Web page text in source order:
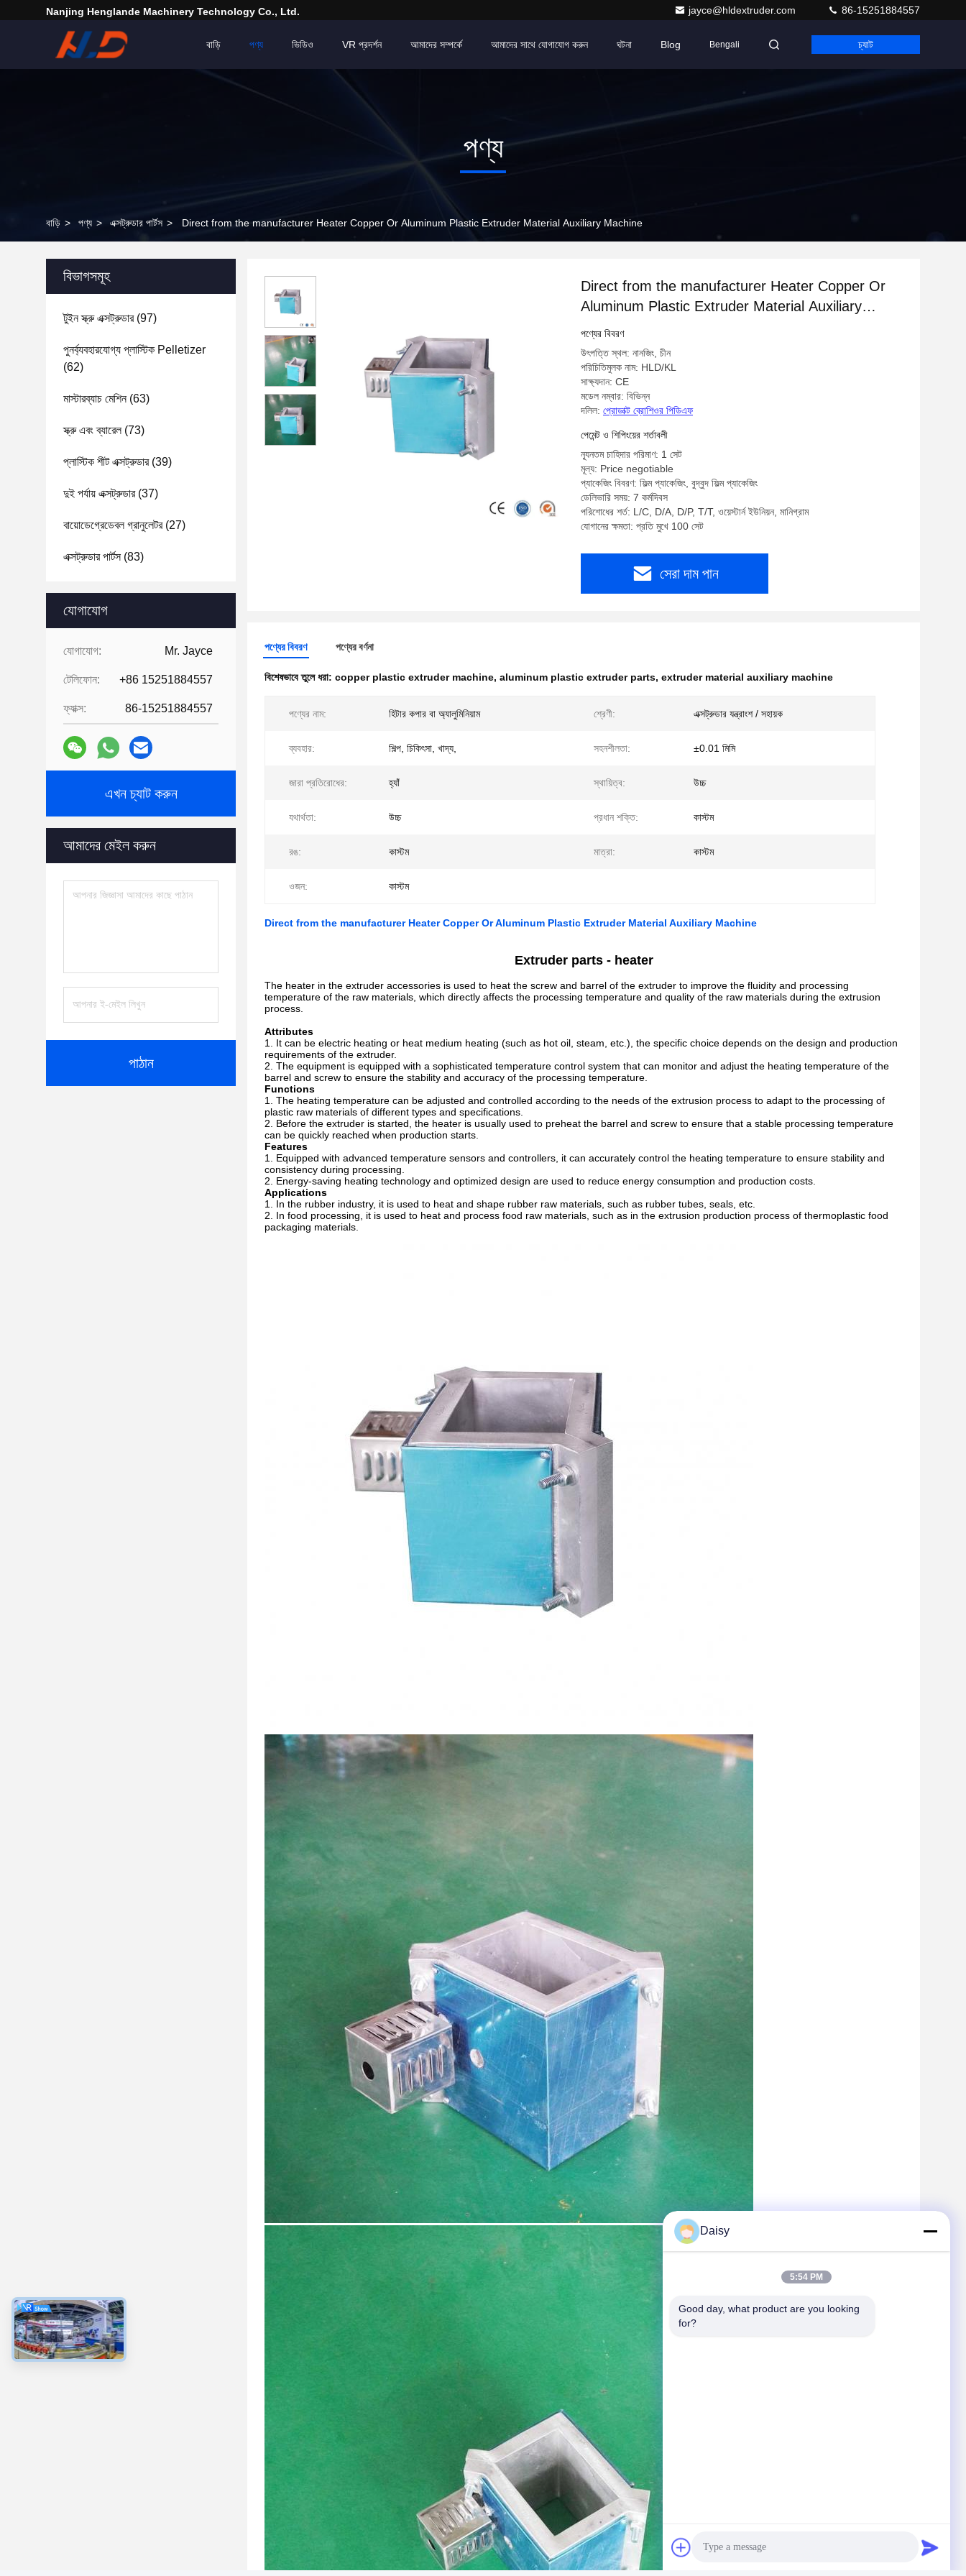
Nanjing Henglande Machinery Technology Co., Ltd. jayce@hldextruder.com 86-15251884557
বাড়ি পণ্য ভিডিও VR প্রদর্শন আমাদের সম্পর্কে আমাদের সাথে যোগাযোগ করুন ঘটনা Blog Bengali চ্যাট
পণ্য
বাড়ি > পণ্য > এক্সট্রুডার পার্টস > Direct from the manufacturer Heater Copper Or Aluminum Plastic Extruder Material Auxiliary Machine
বিভাগসমূহ
টুইন স্ক্রু এক্সট্রুডার(97)
পুনর্ব্যবহারযোগ্য প্লাস্টিক Pelletizer
(62)
মাস্টারব্যাচ মেশিন(63)
স্ক্রু এবং ব্যারেল(73)
প্লাস্টিক শীট এক্সট্রুডার(39)
দুই পর্যায় এক্সট্রুডার(37)
বায়োডেগ্রেডেবল গ্রানুলেটর(27)
এক্সট্রুডার পার্টস(83)
যোগাযোগ
যোগাযোগ: Mr. Jayce
টেলিফোন: +86 15251884557
ফ্যাক্স: 86-15251884557
এখন চ্যাট করুন
আমাদের মেইল করুন
পাঠান
Direct from the manufacturer Heater Copper Or
Aluminum Plastic Extruder Material Auxiliary
Machine
পণ্যের বিবরণ
উৎপত্তি স্থল: নানজিং, চীন
পরিচিতিমুলক নাম: HLD/KL
সাক্ষ্যদান: CE
মডেল নম্বার: বিভিন্ন
দলিল: প্রোডাক্ট ব্রোশিওর পিডিএফ
পেমেন্ট ও শিপিংয়ের শর্তাবলী
ন্যূনতম চাহিদার পরিমাণ: 1 সেট
মূল্য: Price negotiable
প্যাকেজিং বিবরণ: ফিল্ম প্যাকেজিং, বুদ্বুদ ফিল্ম প্যাকেজিং
ডেলিভারি সময়: 7 কর্মদিবস
পরিশোধের শর্ত: L/C, D/A, D/P, T/T, ওয়েস্টার্ন ইউনিয়ন, মানিগ্রাম
যোগানের ক্ষমতা: প্রতি মুখে 100 সেট
সেরা দাম পান
পণ্যের বিবরণ পণ্যের বর্ণনা
বিশেষভাবে তুলে ধরা: copper plastic extruder machine, aluminum plastic extruder parts, extruder material auxiliary machine
পণ্যের নাম: হিটার কপার বা অ্যালুমিনিয়াম শ্রেণী: এক্সট্রুডার যন্ত্রাংশ / সহায়ক
ব্যবহার: শিল্প, চিকিৎসা, খাদ্য, সহনশীলতা: ±0.01 মিমি
জারা প্রতিরোধের: হ্যাঁ স্থায়িত্ব: উচ্চ
যথার্থতা: উচ্চ প্রধান শক্তি: কাস্টম
রঙ: কাস্টম মাত্রা: কাস্টম
ওজন: কাস্টম
Direct from the manufacturer Heater Copper Or Aluminum Plastic Extruder Material Auxiliary Machine
Extruder parts - heater
The heater in the extruder accessories is used to heat the screw and barrel of the extruder to improve the fluidity and processing
temperature of the raw materials, which directly affects the processing temperature and quality of the raw materials during the extrusion
process.
Attributes
It can be electric heating or heat medium heating (such as hot oil, steam, etc.), the specific choice depends on the design and production
requirements of the extruder.
The equipment is equipped with a sophisticated temperature control system that can monitor and adjust the heating temperature of the
barrel and screw to ensure the stability and accuracy of the processing temperature.
Functions
The heating temperature can be adjusted and controlled according to the needs of the extrusion process to adapt to the processing of
plastic raw materials of different types and specifications.
Before the extruder is started, the heater is usually used to preheat the barrel and screw to ensure that a stable processing temperature
can be quickly reached when production starts.
Features
Equipped with advanced temperature sensors and controllers, it can accurately control the heating temperature to ensure stability and
consistency during processing.
Energy-saving heating technology and optimized design are used to reduce energy consumption and production costs.
Applications
In the rubber industry, it is used to heat and shape rubber raw materials, such as rubber tubes, seals, etc.
In food processing, it is used to heat and process food raw materials, such as in the extrusion production process of thermoplastic food
packaging materials.
Daisy
5:54 PM
Good day, what product are you looking
for?